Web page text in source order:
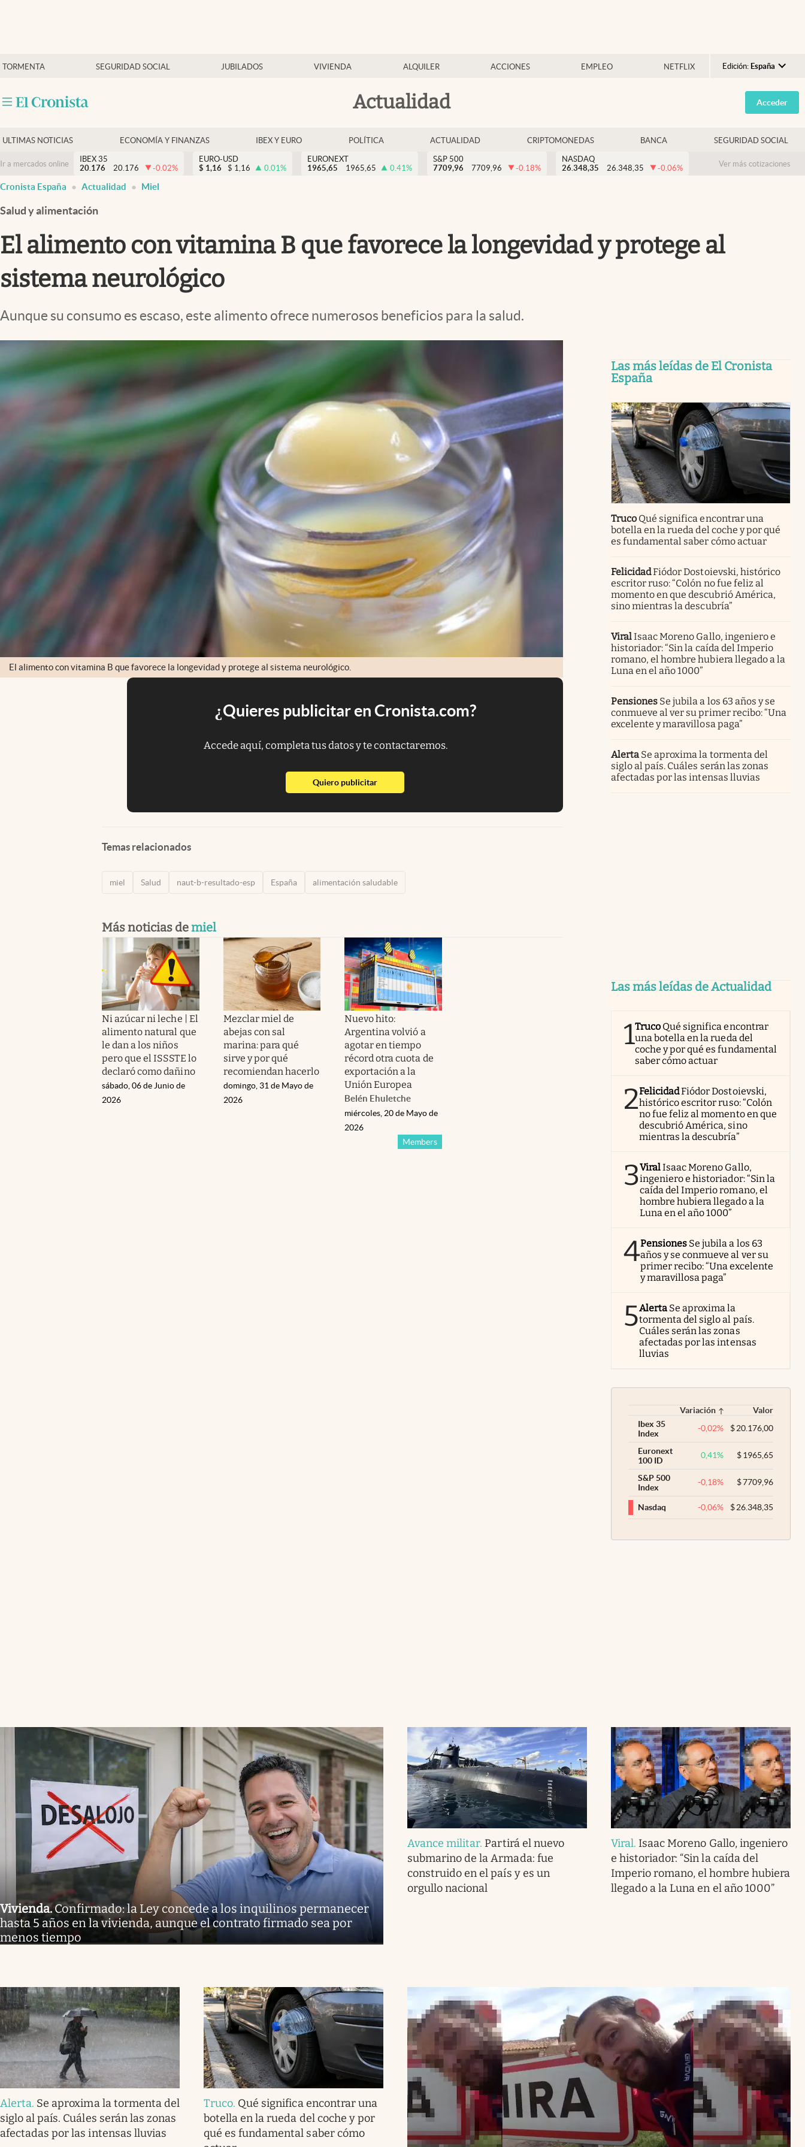
TORMENTA SEGURIDAD SOCIAL JUBILADOS VIVIENDA ALQUILER ACCIONES EMPLEO NETFLIX Edición: España
Argentina
España
USA
Colombia
Actualidad
Economía y finanzas
Criptomonedas
Acceder
ULTIMAS NOTICIAS ECONOMÍA Y FINANZAS IBEX Y EURO POLÍTICA ACTUALIDAD CRIPTOMONEDAS BANCA SEGURIDAD SOCIAL
Ir a mercados online
IBEX 35
20.176
20.176 -0.02%
EURO-USD
$ 1,16 $ 1,16 0.01%
EURONEXT
1965,65
1965,65 0.41%
S&P 500
7709,96
7709,96 -0.18%
NASDAQ
26.348,35
26.348,35 -0.06% Ver más cotizaciones
Cronista España Actualidad Miel
Salud y alimentación
El alimento con vitamina B que favorece la longevidad y protege al
sistema neurológico
Aunque su consumo es escaso, este alimento ofrece numerosos beneficios para la salud.
El alimento con vitamina B que favorece la longevidad y protege al sistema neurológico.
¿Quieres publicitar en Cronista.com?
Accede aquí, completa tus datos y te contactaremos.
Quiero publicitarabre en nueva pestaña
Temas relacionados
miel Salud naut-b-resultado-esp España alimentación saludable
Más noticias demiel
Ni azúcar ni leche | El
alimento natural que
le dan a los niños
pero que el ISSSTE lo
declaró como dañino
sábado, 06 de Junio de
2026
Mezclar miel de
abejas con sal
marina: para qué
sirve y por qué
recomiendan hacerlo
domingo, 31 de Mayo de
2026
Nuevo hito:
Argentina volvió a
agotar en tiempo
récord otra cuota de
exportación a la
Unión Europea
Belén Ehuletche
Members
miércoles, 20 de Mayo de
2026
Las más leídas de El Cronista
España
Truco Qué significa encontrar una
botella en la rueda del coche y por qué
es fundamental saber cómo actuar
FelicidadFiódor Dostoievski, histórico
escritor ruso: “Colón no fue feliz al
momento en que descubrió América,
sino mientras la descubría”
ViralIsaac Moreno Gallo, ingeniero e
historiador: “Sin la caída del Imperio
romano, el hombre hubiera llegado a la
Luna en el año 1000”
Pensiones Se jubila a los 63 años y se
conmueve al ver su primer recibo: “Una
excelente y maravillosa paga”
Alerta Se aproxima la tormenta del
siglo al país. Cuáles serán las zonas
afectadas por las intensas lluvias
Las más leídas de Actualidad
1Truco Qué significa encontrar
una botella en la rueda del
coche y por qué es fundamental
saber cómo actuar
2FelicidadFiódor Dostoievski,
histórico escritor ruso: “Colón
no fue feliz al momento en que
descubrió América, sino
mientras la descubría”
3ViralIsaac Moreno Gallo,
ingeniero e historiador: “Sin la
caída del Imperio romano, el
hombre hubiera llegado a la
Luna en el año 1000”
4Pensiones Se jubila a los 63
años y se conmueve al ver su
primer recibo: “Una excelente
y maravillosa paga”
5Alerta Se aproxima la
tormenta del siglo al país.
Cuáles serán las zonas
afectadas por las intensas
lluvias
Variación
Valor
Ibex 35
Index
-0,02% $20.176,00
Euronext
100 ID
0,41% $1965,65
S&P 500
Index
-0,18% $7709,96
Nasdaq -0,06% $26.348,35
Vivienda.Confirmado: la Ley concede a los inquilinos permanecer
hasta 5 años en la vivienda, aunque el contrato firmado sea por
menos tiempo
Avance militar. Partirá el nuevo
submarino de la Armada: fue
construido en el país y es un
orgullo nacional
Viral. Isaac Moreno Gallo, ingeniero
e historiador: “Sin la caída del
Imperio romano, el hombre hubiera
llegado a la Luna en el año 1000”
Alerta. Se aproxima la tormenta del
siglo al país. Cuáles serán las zonas
afectadas por las intensas lluvias
Truco. Qué significa encontrar una
botella en la rueda del coche y por
qué es fundamental saber cómo